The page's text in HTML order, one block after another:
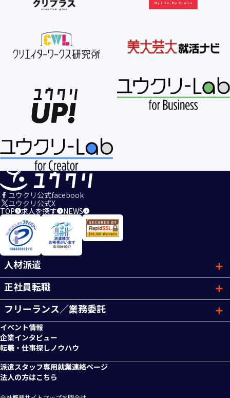
ユウクリ公式facebook
ユウクリ公式X
TOP 求人を探す NEWS
人材派遣
正社員転職
フリーランス／業務委託
イベント情報
企業インタビュー
転職・仕事探しノウハウ
派遣スタッフ専用就業連絡ページ
法人の方はこちら